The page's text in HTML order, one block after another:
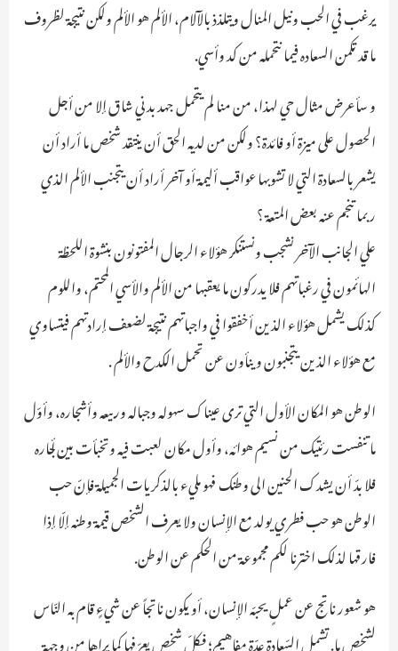
يرغب في الحب ونيل المنال ويتلذذ بالآلام، الألم هو الألم ولكن نتيجة لظروف
ما قد تكمن السعاده فيما نتحمله من كد وأسي.
و سأعرض مثال حي لهذا، من منا لم يتحمل جهد بدني شاق إلا من أجل
الحصول على ميزة أو فائدة؟ ولكن من لديه الحق أن ينتقد شخص ما أراد أن
يشعر بالسعادة التي لا تشوبها عواقب أليمة أو آخر أراد أن يتجنب الألم الذي
ربما تنجم عنه بعض المتعة ؟
علي الجانب الآخر نشجب ونستنكر هؤلاء الرجال المفتونون بنشوة اللحظة
الهائمون في رغباتهم فلا يدركون ما يعقبها من الألم والأسي المحتم، واللوم
كذلك يشمل هؤلاء الذين أخفقوا في واجباتهم نتيجة لضعف إرادتهم فيتساوي
مع هؤلاء الذين يتجنبون وينأون عن تحمل الكدح والألم .
الوطن هو المكان الأول التي ترى عيناك سهوله وجباله وربيعه وأشجاره، وأوّل
ما تنفست رئتيك من نسيم هوائه، وأول مكان لعبت فيه وتخبأت بين أـجاره
فلا بدّ أن يشدك الحنين الى وطنك فهو مليء بالذكريات الجميلة فإنّ حب
الوطن هو حب فطري يولد مع الإنسان ولا يعرف الشخص قيمة وطنه إلّا إذا
فارقها لذلك اخترنا لكم مجموعة من الحكم عن الوطن.
هو شعور ناتج عن عملٍ يحبّه الإنسان، أو يكون ناتجاً عن شيءٍ قام به النّاس
لشخصٍ ما. تشمل السّعادة عدّة مفاهيم؛ فكلّ شخصٍ يعرّفها كما يراها من وجهة